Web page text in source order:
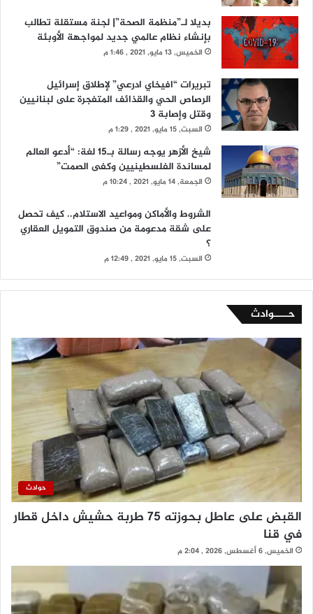
بديلا لـ”منظمة الصحة”| لجنة مستقلة تطالب
بإنشاء نظام عالمي جديد لمواجهة الأوبئة
الخميس, 13 مايو, 2021 , 1:46 م
تبريرات “افيخاي ادرعي” لإطلاق إسرائيل
الرصاص الحي والقذائف المتفجرة على لبنانيين
وقتل وإصابة 3
السبت, 15 مايو, 2021 , 1:29 م
شيخ الأزهر يوجه رسالة بـ15 لغة: “أدعو العالم
لمساندة الفلسطينيين وكفى الصمت”
الجمعة, 14 مايو, 2021 , 10:24 م
الشروط والأماكن ومواعيد الاستلام.. كيف تحصل
على شقة مدعومة من صندوق التمويل العقاري
؟
السبت, 15 مايو, 2021 , 12:49 م
حــــوادث
حوادث
القبض على عاطل بحوزته 75 طربة حشيش داخل قطار
في قنا
الخميس, 6 أغسطس, 2026 , 2:04 م